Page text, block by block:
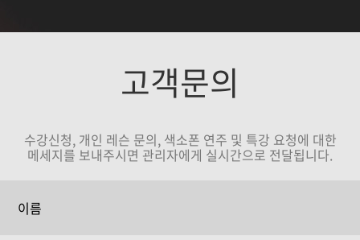
고객문의
수강신청, 개인 레슨 문의, 색소폰 연주 및 특강 요청에 대한
메세지를 보내주시면 관리자에게 실시간으로 전달됩니다.